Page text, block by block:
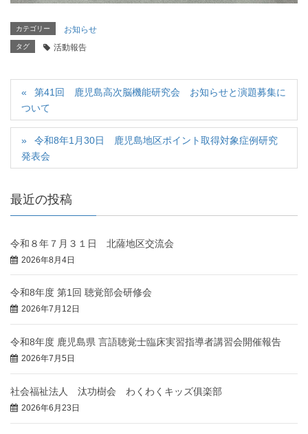
カテゴリー お知らせ
タグ 活動報告
第41回 鹿児島高次脳機能研究会 お知らせと演題募集に
ついて
令和8年1月30日 鹿児島地区ポイント取得対象症例研究
発表会
最近の投稿
令和８年７月３１日 北薩地区交流会
2026年8月4日
令和8年度 第1回 聴覚部会研修会
2026年7月12日
令和8年度 鹿児島県 言語聴覚士臨床実習指導者講習会開催報告
2026年7月5日
社会福祉法人 汰功樹会 わくわくキッズ俱楽部
2026年6月23日